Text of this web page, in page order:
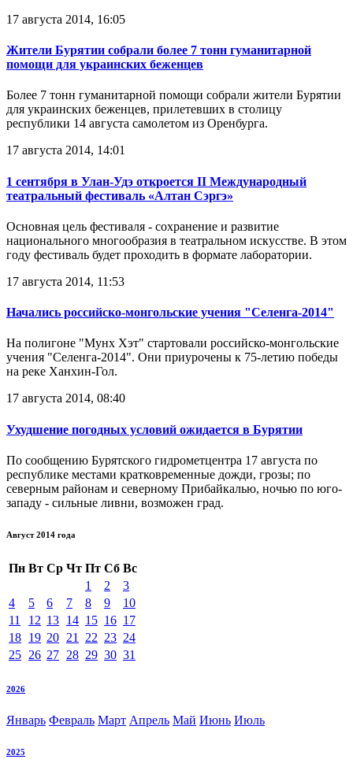
17 августа 2014, 16:05
Жители Бурятии собрали более 7 тонн гуманитарной
помощи для украинских беженцев
Более 7 тонн гуманитарной помощи собрали жители Бурятии
для украинских беженцев, прилетевших в столицу
республики 14 августа самолетом из Оренбурга.
17 августа 2014, 14:01
1 сентября в Улан-Удэ откроется II Международный
театральный фестиваль «Алтан Сэргэ»
Основная цель фестиваля - сохранение и развитие
национального многообразия в театральном искусстве. В этом
году фестиваль будет проходить в формате лаборатории.
17 августа 2014, 11:53
Начались российско-монгольские учения "Селенга-2014"
На полигоне "Мунх Хэт" стартовали российско-монгольские
учения "Селенга-2014". Они приурочены к 75-летию победы
на реке Ханхин-Гол.
17 августа 2014, 08:40
Ухудшение погодных условий ожидается в Бурятии
По сообщению Бурятского гидрометцентра 17 августа по
республике местами кратковременные дожди, грозы; по
северным районам и северному Прибайкалью, ночью по юго-
западу - сильные ливни, возможен град.
Август 2014 года
Пн Вт Ср Чт Пт Сб Вс
1
2
3
4
5 6 7 8 9
10
11
12 13 14 15 16 17
18 19 20 21 22 23 24
25 26 27 28 29 30 31
2026
Январь Февраль Март Апрель Май Июнь Июль
2025